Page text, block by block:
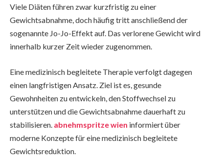
Viele Diäten führen zwar kurzfristig zu einer
Gewichtsabnahme, doch häufig tritt anschließend der
sogenannte Jo-Jo-Effekt auf. Das verlorene Gewicht wird
innerhalb kurzer Zeit wieder zugenommen.
Eine medizinisch begleitete Therapie verfolgt dagegen
einen langfristigen Ansatz. Ziel ist es, gesunde
Gewohnheiten zu entwickeln, den Stoffwechsel zu
unterstützen und die Gewichtsabnahme dauerhaft zu
stabilisieren. abnehmspritze wien informiert über
moderne Konzepte für eine medizinisch begleitete
Gewichtsreduktion.